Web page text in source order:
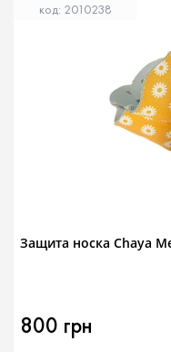
код: 2010238
Защита носка Chaya
800 грн